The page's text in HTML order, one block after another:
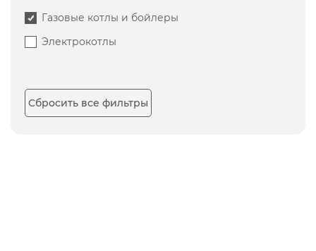
Газовые котлы и бойлеры
Электрокотлы
Сбросить все фильтры